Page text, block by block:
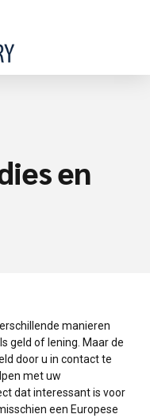
en
manieren
geld of lening. Maar de
door u in contact te
met uw
dat interessant is voor
een Europese